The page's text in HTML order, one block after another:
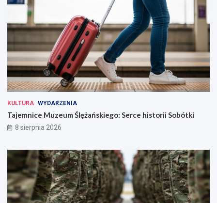
KULTURA WYDARZENIA
Tajemnice Muzeum Ślężańskiego: Serce historii Sobótki
8 sierpnia 2026